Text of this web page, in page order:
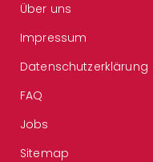
Über uns
Impressum
Datenschutzerklärung
FAQ
Jobs
Sitemap